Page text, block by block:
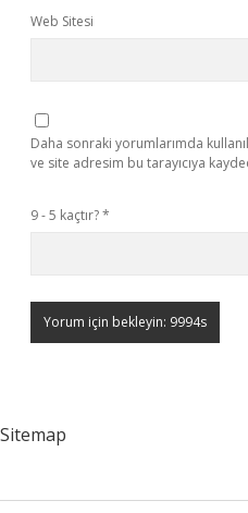
Web Sitesi
Daha sonraki yorumlarımda
ve site adresim bu tarayıcıya
9 - 5 kaçtır?*
Sitemap